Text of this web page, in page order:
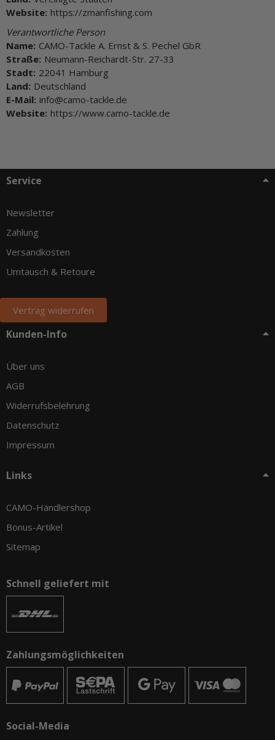
Website: https://zmanfishing.com
Verantwortliche Person
Name: CAMO-Tackle A. Ernst & S. Pechel GbR
Straße: Neumann-Reichardt-Str. 27-33
Stadt: 22041 Hamburg
Land: Deutschland
E-Mail: info@camo-tackle.de
Website: https://www.camo-tackle.de
Service
Newsletter
Zahlung
Versandkosten
Umtausch & Retoure
Vertrag widerrufen
Kunden-Info
Über uns
AGB
Widerrufsbelehrung
Datenschutz
Impressum
Links
CAMO-Händlershop
Bonus-Artikel
Sitemap
Schnell geliefert mit
Zahlungsmöglichkeiten
Social-Media